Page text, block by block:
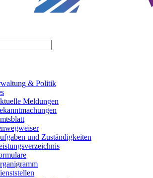
& Politik
Meldungen
und Zuständigkeiten